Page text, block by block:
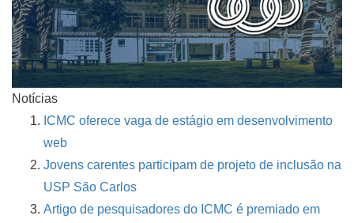
Notícias
ICMC oferece vaga de estágio em desenvolvimento
web
Jovens carentes participam de projeto de inclusão na
USP São Carlos
Artigo de pesquisadores do ICMC é premiado em